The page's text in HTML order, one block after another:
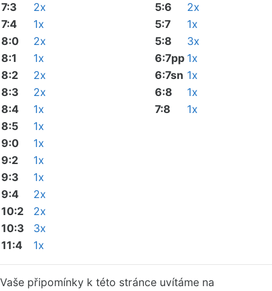
7:3
2x
7:4
1x
8:0
2x
8:1
1x
8:2
2x
8:3
2x
8:4
1x
8:5
1x
9:0
1x
9:2
1x
9:3
1x
9:4
2x
10:2
2x
10:3
3x
11:4
1x
5:6
2x
5:7
1x
5:8
3x
6:7pp 1x
6:7sn 1x
6:8
1x
7:8
1x
Vaše připomínky k této stránce uvítáme na